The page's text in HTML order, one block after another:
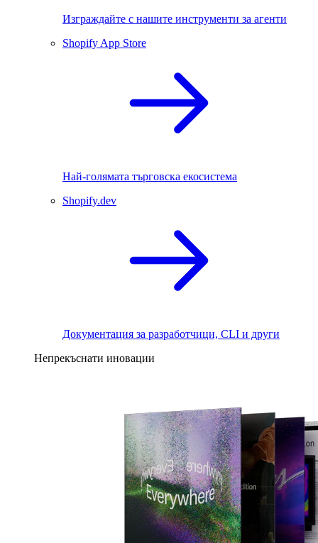
Изграждайте с нашите инструменти за агенти
Shopify App Store
Най-голямата търговска екосистема
Shopify.dev
Документация за разработчици, CLI и други
Непрекъснати иновации